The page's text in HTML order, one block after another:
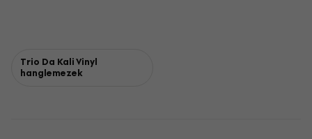
Trio Da Kali Vinyl
hanglemezek